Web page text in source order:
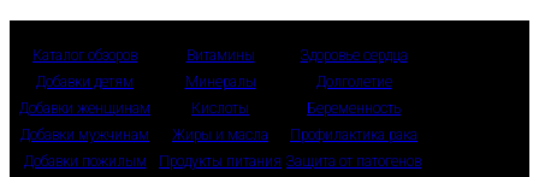
Каталог обзоров
Добавки детям
Добавки женщинам
Добавки мужчинам
Добавки пожилым
Витамины
Минералы
Кислоты
Жиры и масла
Продукты питания
Здоровье сердца
Долголетие
Беременность
Профилактика рака
Защита от патогенов